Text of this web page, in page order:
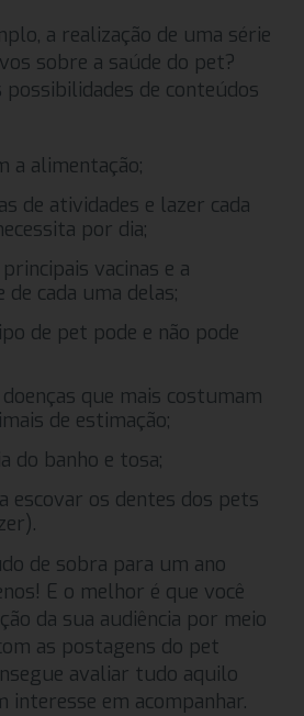
a realização de uma série
sobre a saúde do pet?
de conteúdos
a alimentação;
de atividades e lazer cada
por dia;
vacinas e a
de cada uma delas;
de pet pode e não pode
que mais costumam
de estimação;
do banho e tosa;
escovar os dentes dos pets
de sobra para um ano
E o melhor é que você
da sua audiência por meio
as postagens do pet
avaliar tudo aquilo
interesse em acompanhar.